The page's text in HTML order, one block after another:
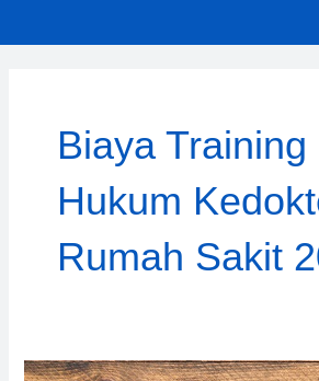
Biaya Training
Hukum
Rumah Sakit